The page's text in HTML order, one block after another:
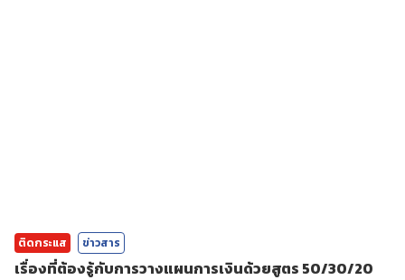
ติดกระแส ข่าวสาร
เรื่องที่ต้องรู้กับการวางแผนการเงินด้วยสูตร 50/30/20